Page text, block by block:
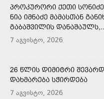
ᲞᲠᲝᲙᲣᲠᲝᲠᲘ ᲥᲔᲗᲘ ᲡᲝᲜᲘᲫᲔ
ᲜᲘᲐ ᲘᲛᲜᲐᲫᲔ ᲛᲐᲛᲐᲡᲗᲐᲜ
ᲒᲐᲑᲐᲨᲕᲘᲚᲘᲡ
7 აგვისტო, 2026
26 ᲬᲚᲘᲡ ᲓᲘᲛᲘᲢᲠᲘ
ᲓᲐᲮᲛᲐᲠᲔᲑᲐ ᲡᲭᲘᲠᲓᲔᲑᲐ
7 აგვისტო, 2026